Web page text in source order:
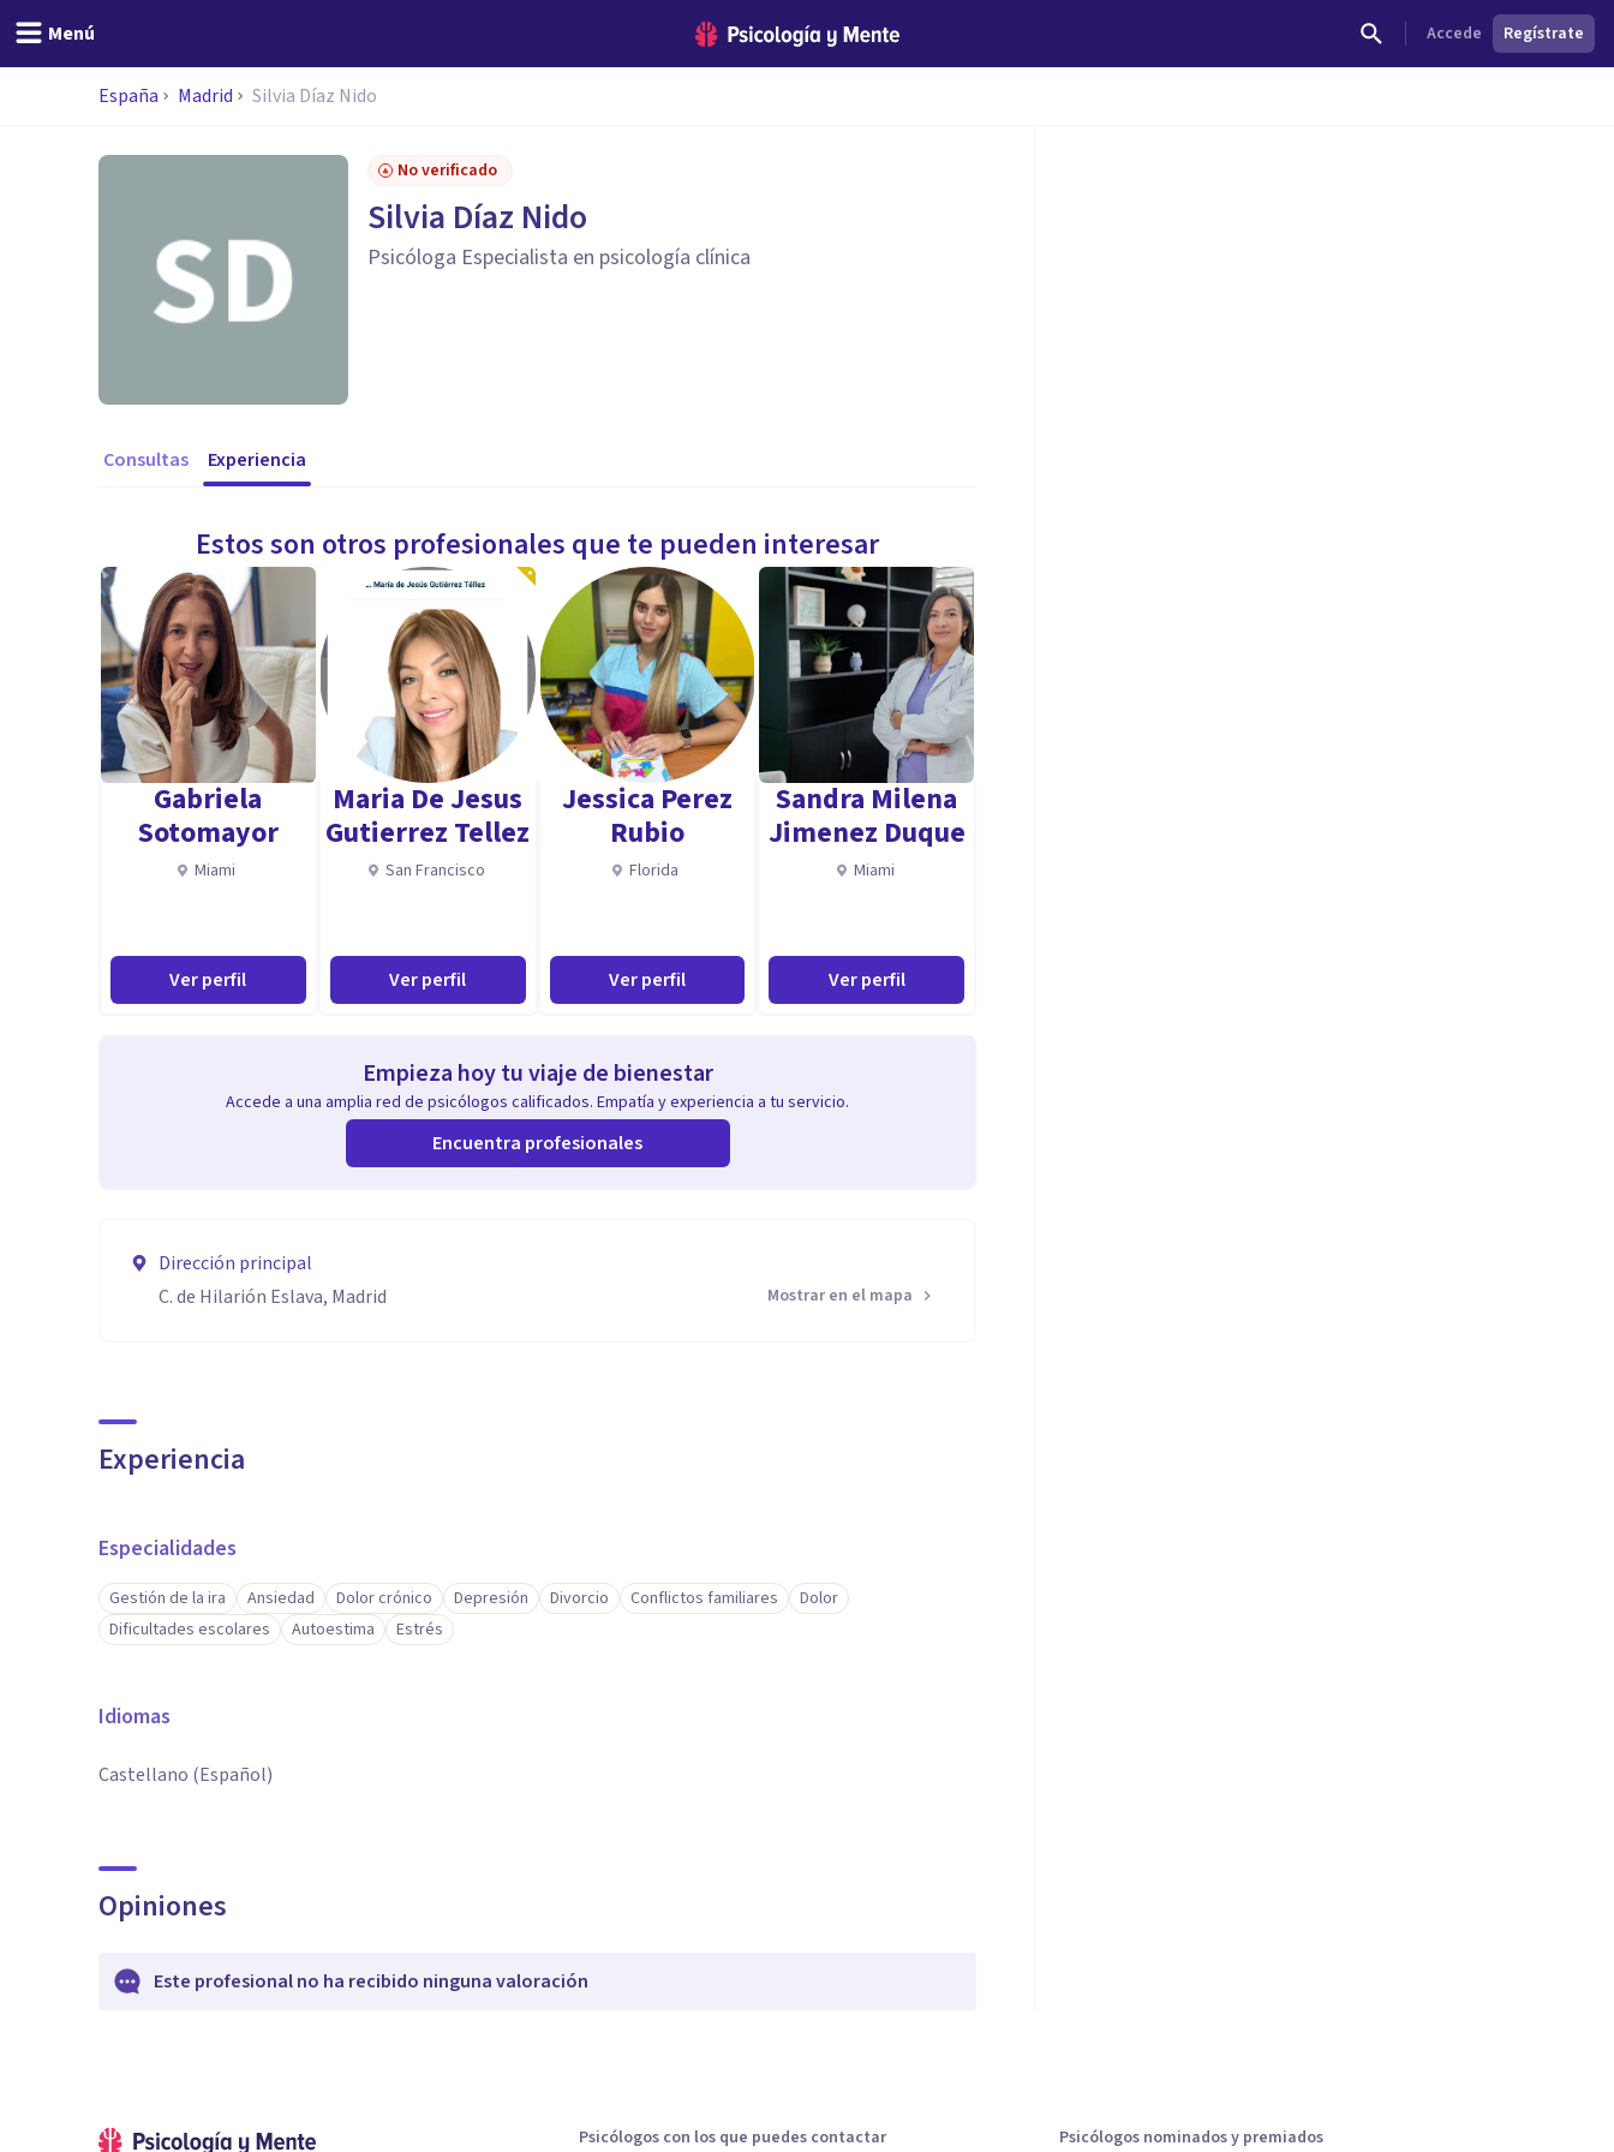
Menú Accede Regístrate
España Madrid Silvia Díaz Nido
No verificado
Silvia Díaz Nido
Psicóloga Especialista en psicología clínica
Consultas Experiencia
Estos son otros profesionales que te pueden interesar
Gabriela
Sotomayor
Miami
Ver perfil
Maria De Jesus
Gutierrez Tellez
San Francisco
Ver perfil
Jessica Perez
Rubio
Florida
Ver perfil
Sandra Milena
Jimenez Duque
Miami
Ver perfil
Empieza hoy tu viaje de bienestar
Accede a una amplia red de psicólogos calificados. Empatía y experiencia a tu servicio.
Encuentra profesionales
Dirección principal
C. de Hilarión Eslava, Madrid
Mostrar en el mapa
Experiencia
Especialidades
Gestión de la ira Ansiedad Dolor crónico Depresión Divorcio Conflictos familiares
Dolor
Dificultades escolares
Autoestima Estrés
Idiomas
Castellano (Español)
Opiniones
Este profesional no ha recibido ninguna valoración
Psicólogos con los que puedes contactar Psicólogos nominados y premiados